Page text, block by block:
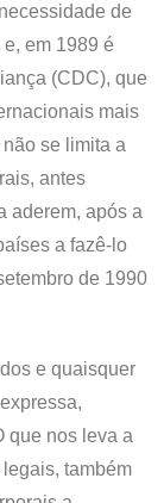
de
em 1989 é
(CDC), que
mais
se limita a
antes
aderem, após a
a fazê-lo
de 1990
e quaisquer
que nos leva a
também